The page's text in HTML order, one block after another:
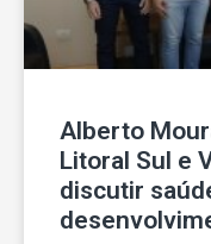
Alberto
Litoral Sul e
discutir